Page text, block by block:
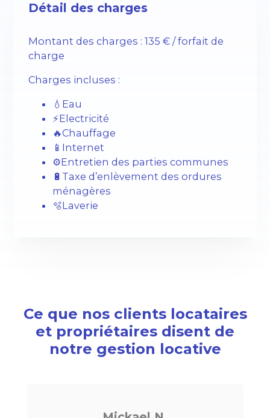
Détail des charges
Montant des charges : 135 € / forfait de
charge
Charges incluses :
💧Eau
⚡️Electricité
🔥Chauffage
📱Internet
⚙️Entretien des parties communes
🔋Taxe d’enlèvement des ordures
ménagères
🫧Laverie
Ce que nos clients locataires
et propriétaires disent de
notre gestion locative